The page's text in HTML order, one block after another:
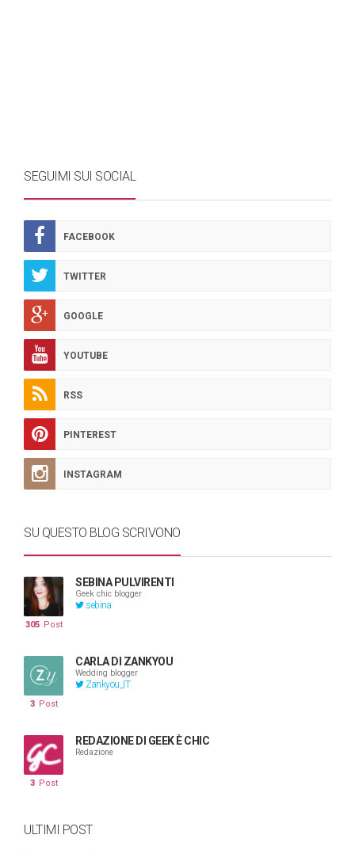
SEGUIMI SUI SOCIAL
FACEBOOK
TWITTER
GOOGLE
YOUTUBE
RSS
PINTEREST
INSTAGRAM
SU QUESTO BLOG SCRIVONO
SEBINA PULVIRENTI
Geek chic blogger
sebina
305 Post
CARLA DI ZANKYOU
Wedding blogger
Zankyou_IT
3 Post
REDAZIONE DI GEEK È CHIC
Redazione
3 Post
ULTIMI POST